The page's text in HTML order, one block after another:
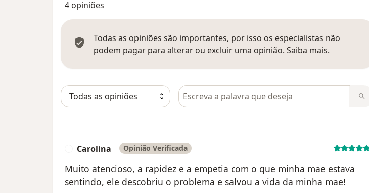
4 opiniões
Todas as opiniões são importantes, por isso os especialistas não
podem pagar para alterar ou excluir uma opinião. Saiba mais.
Pesquisar em opiniões
Carolina Opinião Verificada
Muito atencioso, a rapidez e a empetia com o que minha mae estava
sentindo, ele descobriu o problema e salvou a vida da minha mae!